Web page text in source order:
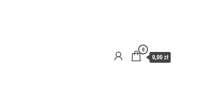
0
0,00 zł